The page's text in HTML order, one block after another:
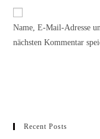
ein
ein
(optional)
Name, E-Mail-Adresse
nächsten Kommentar
Recent Posts